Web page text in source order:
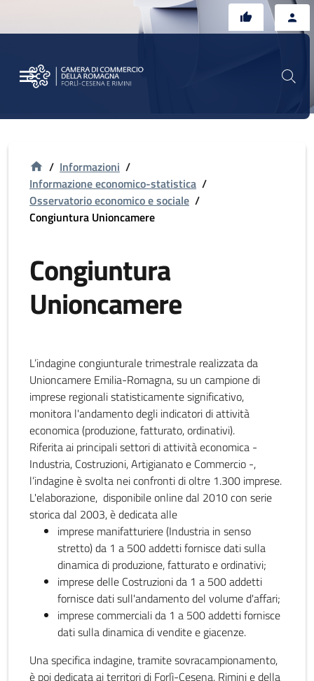
/ Informazioni /
Informazione economico-statistica /
Osservatorio economico e sociale /
Congiuntura Unioncamere
Congiuntura
Unioncamere
L’indagine congiunturale trimestrale realizzata da
Unioncamere Emilia-Romagna, su un campione di
imprese regionali statisticamente significativo,
monitora l'andamento degli indicatori di attività
economica (produzione, fatturato, ordinativi).
Riferita ai principali settori di attività economica -
Industria, Costruzioni, Artigianato e Commercio -,
l’indagine è svolta nei confronti di oltre 1.300 imprese.
L'elaborazione, disponibile online dal 2010 con serie
storica dal 2003, è dedicata alle
imprese manifatturiere (Industria in senso
stretto) da 1 a 500 addetti fornisce dati sulla
dinamica di produzione, fatturato e ordinativi;
imprese delle Costruzioni da 1 a 500 addetti
fornisce dati sull'andamento del volume d'affari;
imprese commerciali da 1 a 500 addetti fornisce
dati sulla dinamica di vendite e giacenze.
Una specifica indagine, tramite sovracampionamento,
è poi dedicata ai territori di Forlì-Cesena, Rimini e della